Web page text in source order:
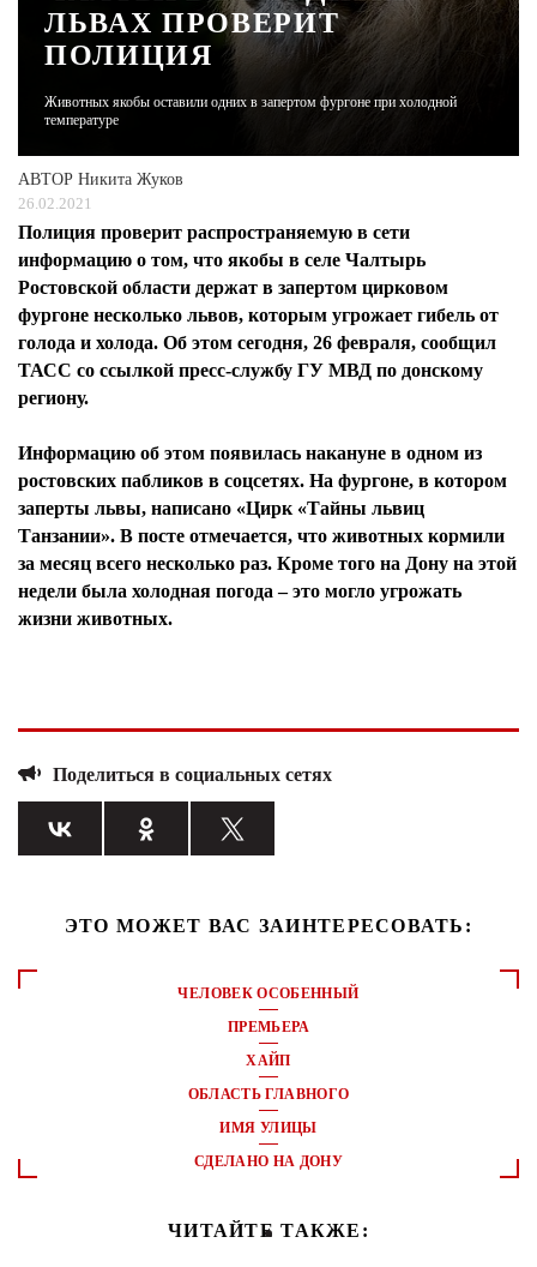
ЖУРНАЛ
ЛЬВАХ ПРОВЕРИТ
ПОЛИЦИЯ
Животных якобы оставили одних в запертом фургоне при холодной
температуре
АВТОР Никита Жуков
26.02.2021
Полиция проверит распространяемую в сети
информацию о том, что якобы в селе Чалтырь
Ростовской области держат в запертом цирковом
фургоне несколько львов, которым угрожает гибель от
голода и холода. Об этом сегодня, 26 февраля, сообщил
ТАСС со ссылкой пресс-службу ГУ МВД по донскому
региону.
Информацию об этом появилась накануне в одном из
ростовских пабликов в соцсетях. На фургоне, в котором
заперты львы, написано «Цирк «Тайны львиц
Танзании». В посте отмечается, что животных кормили
за месяц всего несколько раз. Кроме того на Дону на этой
недели была холодная погода – это могло угрожать
жизни животных.
Поделиться в социальных сетях
ЭТО МОЖЕТ ВАС ЗАИНТЕРЕСОВАТЬ:
ЧЕЛОВЕК ОСОБЕННЫЙ
ПРЕМЬЕРА
ХАЙП
ОБЛАСТЬ ГЛАВНОГО
ИМЯ УЛИЦЫ
СДЕЛАНО НА ДОНУ
ЧИТАЙТЕ ТАКЖЕ: